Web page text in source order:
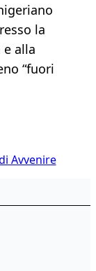
la
alla
“fuori
Avvenire